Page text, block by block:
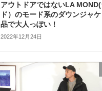
アウトドアではないLA
ド）のモード系のダウンジャ
品で大人っぽい！
2022年12月24日